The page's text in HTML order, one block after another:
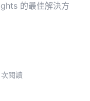
的最佳解決方
閱讀